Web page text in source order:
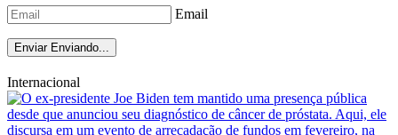
Email
Enviar Enviando...
Internacional